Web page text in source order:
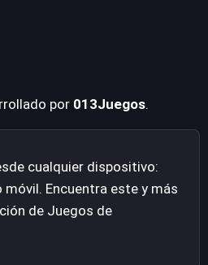
por 013Juegos.
cualquier dispositivo:
Encuentra este y más
de Juegos de